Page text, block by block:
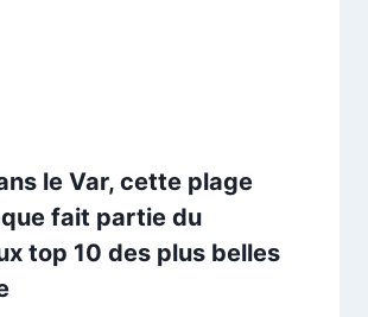
le Var, cette plage
fait partie du
top 10 des plus belles